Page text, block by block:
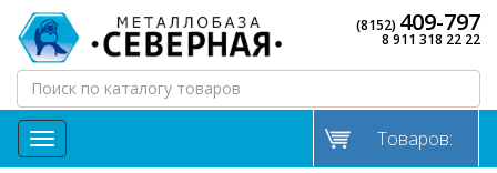
(8152) 409-797
8 911 318 22 22
МЕНЮ Товаров: